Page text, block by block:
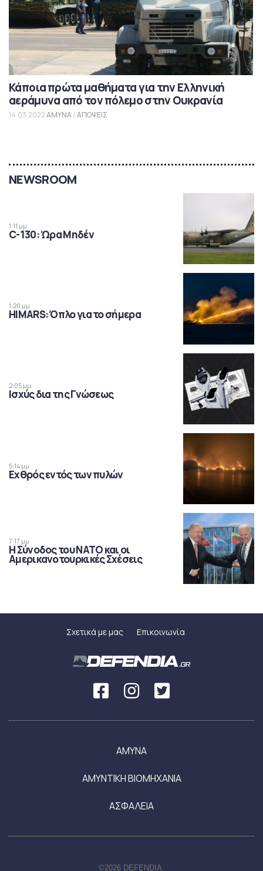
Κάποια πρώτα μαθήματα για την Ελληνική
αεράμυνα από τον πόλεμο στην Ουκρανία
14.03.2022ΑΜΥΝΑ/ΑΠΟΨΕΙΣ
NEWSROOM
1:11 μμ
C-130: Ώρα Μηδέν
1:20 μμ
HIMARS: Όπλο για το σήμερα
2:05 μμ
Ισχύς δια της Γνώσεως
5:14 μμ
Εχθρός εντός των πυλών
7:17 μμ
Η Σύνοδος του ΝΑΤΟ και οι
Αμερικανοτουρκικές Σχέσεις
Σχετικά με μας Επικοινωνία
ΑΜΥΝΑ
ΑΜΥΝΤΙΚΗ ΒΙΟΜΗΧΑΝΙΑ
ΑΣΦΑΛΕΙΑ
©2026 DEFENDIA.